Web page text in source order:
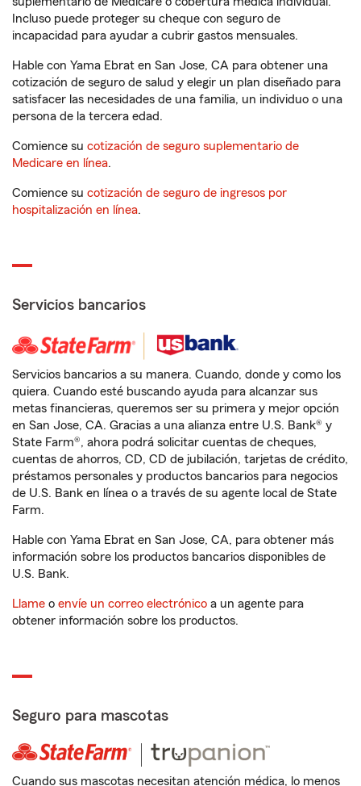
Incluso puede proteger su cheque con seguro de
incapacidad para ayudar a cubrir gastos mensuales.
Hable con Yama Ebrat en San Jose, CA para obtener una
cotización de seguro de salud y elegir un plan diseñado para
satisfacer las necesidades de una familia, un individuo o una
persona de la tercera edad.
Comience su cotización de seguro suplementario de
Medicare en línea.
Comience su cotización de seguro de ingresos por
hospitalización en línea.
Servicios bancarios
Servicios bancarios a su manera. Cuando, donde y como los
quiera. Cuando esté buscando ayuda para alcanzar sus
metas financieras, queremos ser su primera y mejor opción
en San Jose, CA. Gracias a una alianza entre U.S. Bank® y
State Farm®, ahora podrá solicitar cuentas de cheques,
cuentas de ahorros, CD, CD de jubilación, tarjetas de crédito,
préstamos personales y productos bancarios para negocios
de U.S. Bank en línea o a través de su agente local de State
Farm.
Hable con Yama Ebrat en San Jose, CA, para obtener más
información sobre los productos bancarios disponibles de
U.S. Bank.
Llame o envíe un correo electrónico a un agente para
obtener información sobre los productos.
Seguro para mascotas
Cuando sus mascotas necesitan atención médica, lo menos